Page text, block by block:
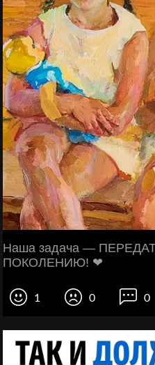
Наша задача —
ПОКОЛЕНИЮ! ❤
1 0 0